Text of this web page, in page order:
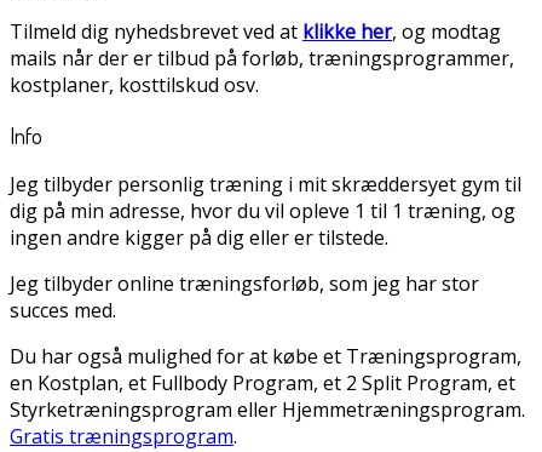
Tilmeld dig nyhedsbrevet ved at klikke her, og modtag
mails når der er tilbud på forløb, træningsprogrammer,
kostplaner, kosttilskud osv.
Info
Jeg tilbyder personlig træning i mit skræddersyet gym til
dig på min adresse, hvor du vil opleve 1 til 1 træning, og
ingen andre kigger på dig eller er tilstede.
Jeg tilbyder online træningsforløb, som jeg har stor
succes med.
Du har også mulighed for at købe et Træningsprogram,
en Kostplan, et Fullbody Program, et 2 Split Program, et
Styrketræningsprogram eller Hjemmetræningsprogram.
Gratis træningsprogram.